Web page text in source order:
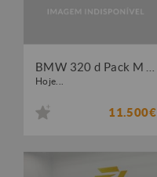
Hoje...
11.500€